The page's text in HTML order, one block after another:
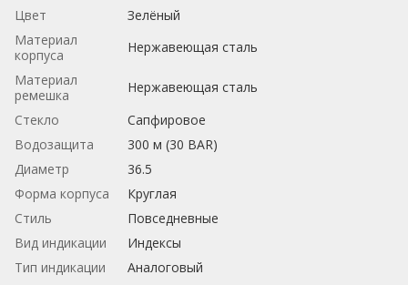
Цвет
Зелёный
Материал
корпуса
Нержавеющая сталь
Материал
ремешка
Нержавеющая сталь
Стекло
Сапфировое
Водозащита
300 м (30 BAR)
Диаметр
36.5
Форма корпуса
Круглая
Стиль
Повседневные
Вид индикации
Индексы
Тип индикации
Аналоговый